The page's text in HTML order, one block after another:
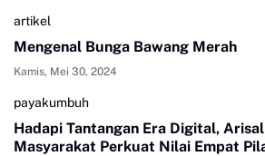
artikel
Mengenal Bunga Bawang Merah
Kamis, Mei 30, 2024
payakumbuh
Hadapi Tantangan Era Digital,
Masyarakat Perkuat Nilai Empat